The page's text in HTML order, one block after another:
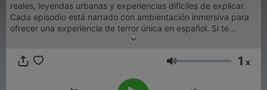
reales, leyendas urbanas y experiencias difíciles de explicar.
Cada episodio está narrado con ambientación inmersiva para
ofrecer una experiencia de terror única en español. Si te
gustan los relatos de miedo, fantasmas, brujas, apariciones,
abandonados, este podcast es para ti. Nuevos episodios cada
de terminar de escucharlas." ✉️ Contacto:
Volume 1 x